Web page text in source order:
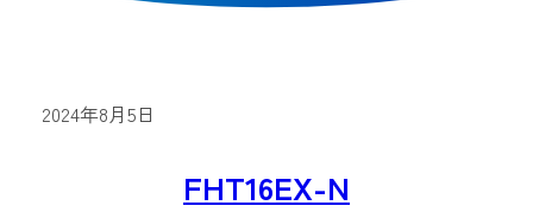
2024年8月5日
FHT16EX-N